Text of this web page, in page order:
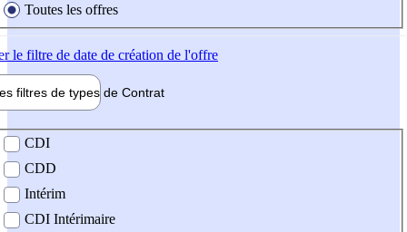
Toutes les offres
le filtre de date de création de l'offre
filtres de types de Contrat
contrat
CDI
CDD
Intérim
CDI Intérimaire